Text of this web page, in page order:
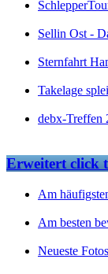
Sellin Ost -
Sternfahrt
Takelage
debx-Treffen
Erweitertclick
Am
Am besten
Neueste Fotos